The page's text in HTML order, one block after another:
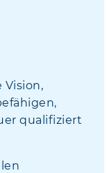
Vision,
qualifiziert